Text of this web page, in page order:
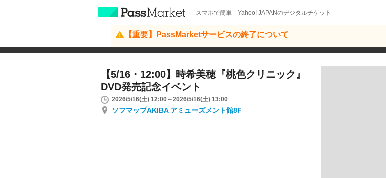
スマホで簡単 Yahoo! JAPANのデジタルチケット
【重要】PassMarketサービスの終了について
【5/16・12:00】時希美穂『桃色クリニック』
DVD発売記念イベント
2026/5/16(土) 12:00～2026/5/16(土) 13:00
ソフマップAKIBA アミューズメント館8F